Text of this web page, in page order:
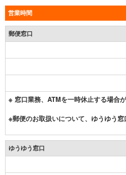
営業時間
郵便窓口
※ 窓口業務、ATMを一時休止する場合が
※郵便のお取扱いについて、ゆうゆう
ゆうゆう窓口